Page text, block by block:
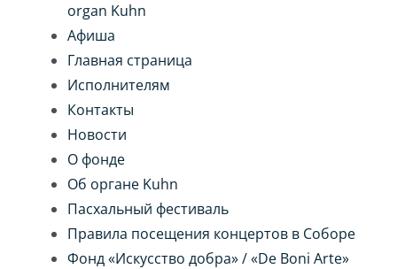
organ Kuhn
Афиша
Главная страница
Исполнителям
Контакты
Новости
О фонде
Об органе Kuhn
Пасхальный фестиваль
Правила посещения концертов в Соборе
Фонд «Искусство добра» / «De Boni Arte»